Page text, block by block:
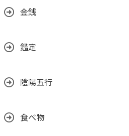
金銭
鑑定
陰陽五行
食べ物